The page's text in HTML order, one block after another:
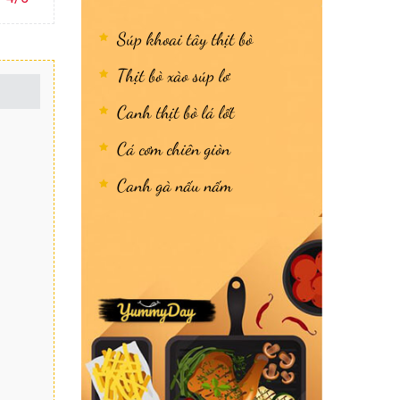
Súp khoai tây thịt bò
Thịt bò xào súp lơ
Canh thịt bò lá lốt
Cá cơm chiên giòn
Canh gà nấu nấm